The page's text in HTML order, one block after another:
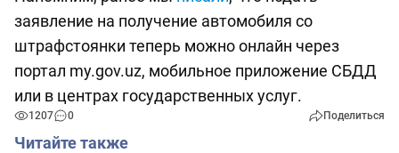
заявление на получение автомобиля со
штрафстоянки теперь можно онлайн через
портал my.gov.uz, мобильное приложение СБДД
или в центрах государственных услуг.
1207 0 Поделиться
Читайте также